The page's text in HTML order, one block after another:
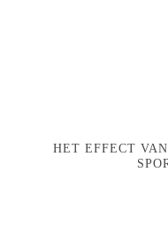
HET EFFECT